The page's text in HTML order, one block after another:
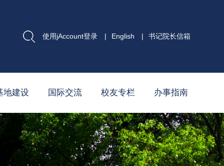
使用jAccount登录 | English | 书记院长信箱
地建设 国际交流 校友专栏 办事指南